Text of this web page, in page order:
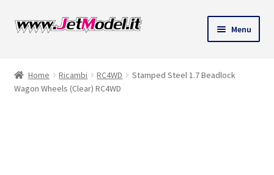
Vai
alla
Vai
Menu
Home Ricambi RC4WD
Stamped Steel 1.7 Beadlock
Wagon Wheels (Clear) RC4WD